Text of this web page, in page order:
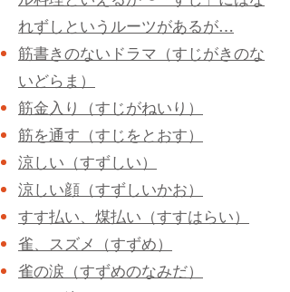
れずしというルーツがあるが…
筋書きのないドラマ（すじがきのな
いどらま）
筋金入り（すじがねいり）
筋を通す（すじをとおす）
涼しい（すずしい）
涼しい顔（すずしいかお）
すす払い、煤払い（すすはらい）
雀、スズメ（すずめ）
雀の涙（すずめのなみだ）